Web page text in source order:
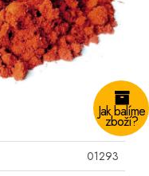
Jak balíme
zboží?
01293